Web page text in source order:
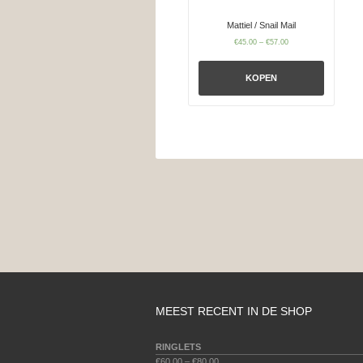
Mattiel / Snail Mail
€45.00– €57.00
KOPEN
MEEST RECENT IN DE SHOP
RINGLETS